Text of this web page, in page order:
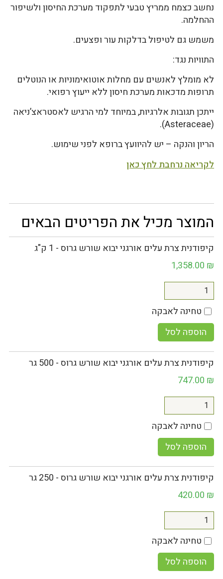
נחשב כצמח ממריץ טבעי לתפקוד מערכת החיסון ולשיפור
ההחלמה.
משמש גם לטיפול בדלקות עור ופצעים.
התוויות נגד:
לא מומלץ לאנשים עם מחלות אוטואימוניות או הנוטלים
תרופות מדכאות מערכת חיסון ללא ייעוץ רפואי.
ייתכן תגובות אלרגיות, במיוחד למי הרגיש לאסטראצ’ניאה
(Asteraceae).
הריון והנקה – יש להיוועץ ברופא לפני שימוש.
לקריאה נרחבת לחץ כאן
המוצר מכיל את הפריטים הבאים
קיפודנית צרת עלים אורגני יבוא שורש גרוס - 1 ק"ג
1,358.00 ₪
טחינה לאבקה
הוספה לסל
קיפודנית צרת עלים אורגני יבוא שורש גרוס - 500 גר
747.00 ₪
טחינה לאבקה
הוספה לסל
קיפודנית צרת עלים אורגני יבוא שורש גרוס - 250 גר
420.00 ₪
טחינה לאבקה
הוספה לסל